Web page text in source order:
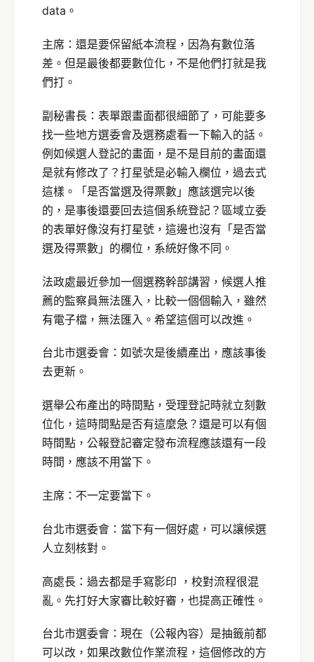
data。
主席：還是要保留紙本流程，因為有數位落
差。但是最後都要數位化，不是他們打就是我
們打。
副秘書長：表單跟畫面都很細節了，可能要多
找一些地方選委會及選務處看一下輸入的話。
例如候選人登記的畫面，是不是目前的畫面還
是就有修改了？打星號是必輸入欄位，過去式
這樣。「是否當選及得票數」應該選完以後
的，是事後還要回去這個系統登記？區域立委
的表單好像沒有打星號，這邊也沒有「是否當
選及得票數」的欄位，系統好像不同。
法政處最近參加一個選務幹部講習，候選人推
薦的監察員無法匯入，比較一個個輸入，雖然
有電子檔，無法匯入。希望這個可以改進。
台北市選委會：如號次是後續產出，應該事後
去更新。
選舉公布產出的時間點，受理登記時就立刻數
位化，這時間點是否有這麼急？還是可以有個
時間點，公報登記審定發布流程應該還有一段
時間，應該不用當下。
主席：不一定要當下。
台北市選委會：當下有一個好處，可以讓候選
人立刻核對。
高處長：過去都是手寫影印 ，校對流程很混
亂。先打好大家審比較好審，也提高正確性。
台北市選委會：現在（公報內容）是抽籤前都
可以改，如果改數位作業流程，這個修改的方